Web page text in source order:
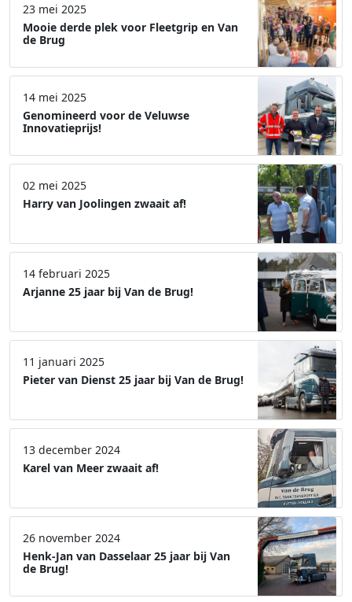
23 mei 2025
Mooie derde plek voor Fleetgrip en Van
de Brug
14 mei 2025
Genomineerd voor de Veluwse
Innovatieprijs!
02 mei 2025
Harry van Joolingen zwaait af!
14 februari 2025
Arjanne 25 jaar bij Van de Brug!
11 januari 2025
Pieter van Dienst 25 jaar bij Van de Brug!
13 december 2024
Karel van Meer zwaait af!
26 november 2024
Henk-Jan van Dasselaar 25 jaar bij Van
de Brug!